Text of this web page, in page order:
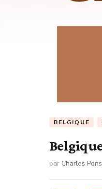
BELGIQUE
par Charles Pons